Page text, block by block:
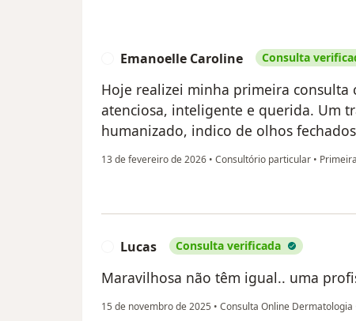
Emanoelle Caroline Consulta
Hoje realizei minha primeira
atenciosa, inteligente e querida. Um
humanizado, indico de olhos
13 de fevereiro de 2026 • Consultório particular •
Lucas Consulta verificada
Maravilhosa não têm igual.. uma
15 de novembro de 2025 • Consulta Online Dermatologia